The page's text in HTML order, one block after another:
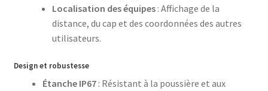
Localisation des équipes: Affichage de la
distance, du cap et des coordonnées des autres
utilisateurs.
Design et robustesse
Étanche IP67: Résistant à la poussière et aux